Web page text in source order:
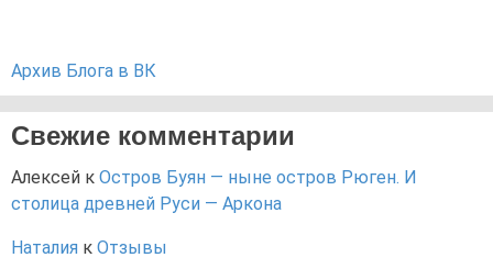
Архив Блога в ВК
Свежие комментарии
Алексей к Остров Буян — ныне остров Рюген. И
столица древней Руси — Аркона
Наталия к Отзывы